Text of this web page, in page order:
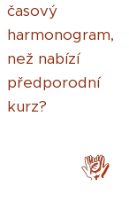
časový
harmonogram,
než nabízí
předporodní
kurz?